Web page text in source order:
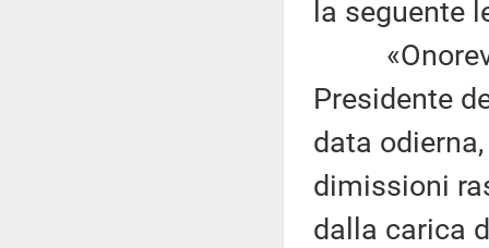
la seguente
Presidente
data
dimissioni
dalla carica